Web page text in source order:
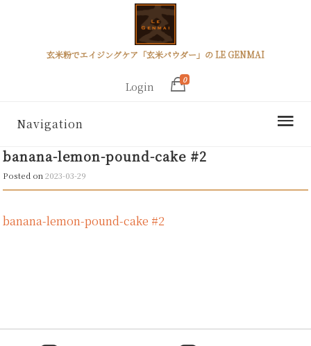
玄米粉でエイジングケア「玄米パウダー」の LE GENMAI
Login
0
Navigation
banana-lemon-pound-cake #2
Posted on2023-03-29
banana-lemon-pound-cake #2